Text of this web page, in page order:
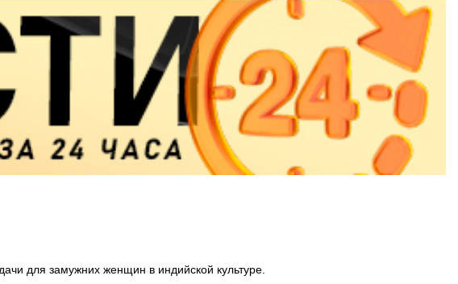
для замужних женщин в индийской культуре.